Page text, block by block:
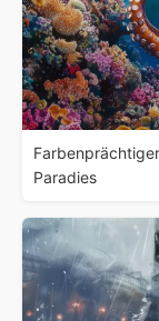
Paradies